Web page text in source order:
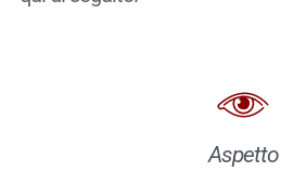
Aspetto